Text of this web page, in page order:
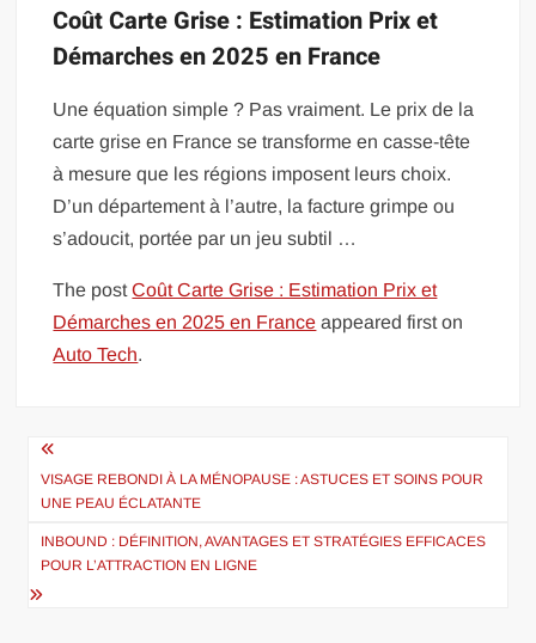
Coût Carte Grise : Estimation Prix et
Démarches en 2025 en France
Une équation simple ? Pas vraiment. Le prix de la
carte grise en France se transforme en casse-tête
à mesure que les régions imposent leurs choix.
D’un département à l’autre, la facture grimpe ou
s’adoucit, portée par un jeu subtil …
The postCoût Carte Grise : Estimation Prix et
Démarches en 2025 en France appeared first on
Auto Tech.
Navigation
de
l’article
VISAGE REBONDI À LA MÉNOPAUSE : ASTUCES ET SOINS POUR
UNE PEAU ÉCLATANTE
INBOUND : DÉFINITION, AVANTAGES ET STRATÉGIES EFFICACES
POUR L’ATTRACTION EN LIGNE